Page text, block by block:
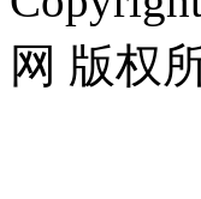
网 版权